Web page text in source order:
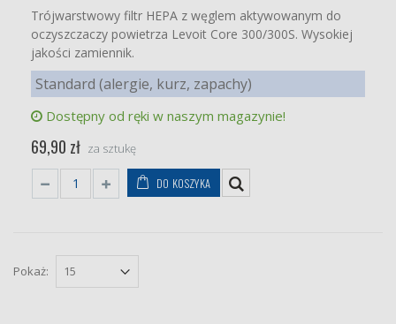
Trójwarstwowy filtr HEPA z węglem aktywowanym do
oczyszczaczy powietrza Levoit Core 300/300S. Wysokiej
jakości zamiennik.
Standard (alergie, kurz, zapachy)
Dostępny od ręki w naszym magazynie!
69,90 zł za sztukę
DO KOSZYKA
Pokaż: